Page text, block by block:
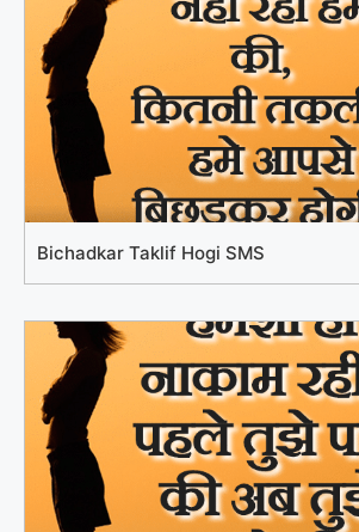
Bichadkar Taklif Hogi SMS